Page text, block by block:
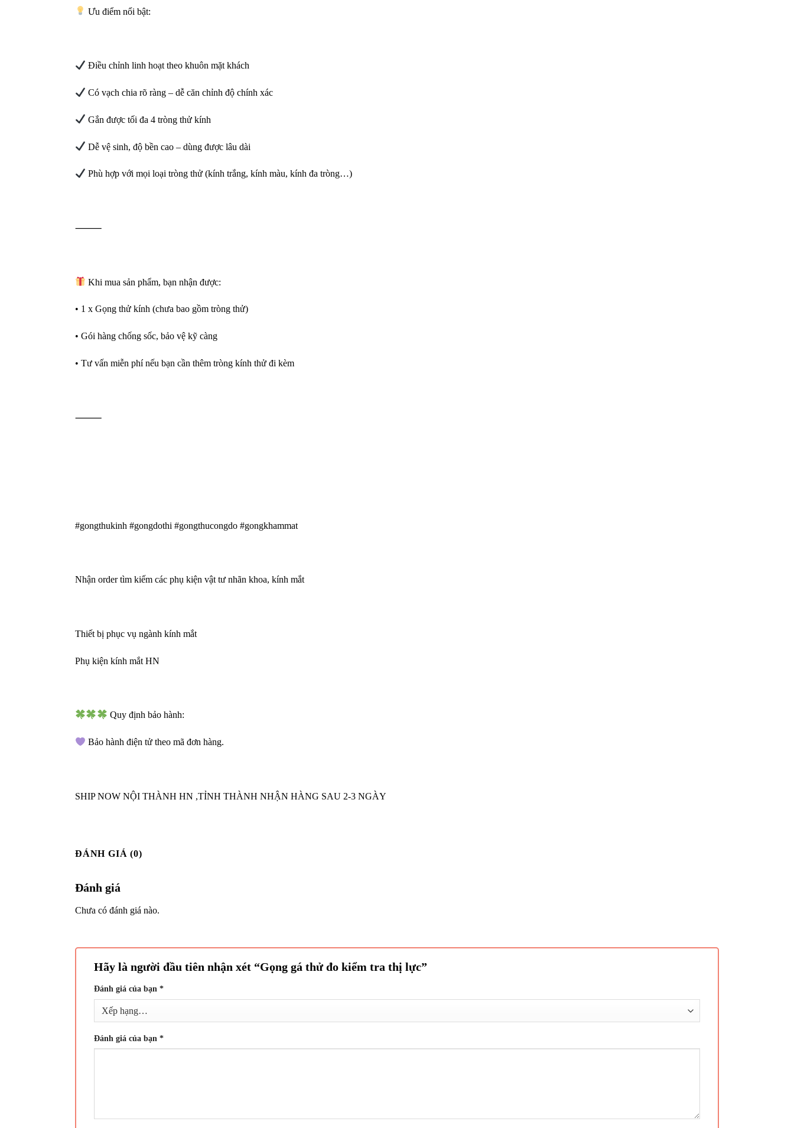
Ưu điểm nổi bật:
Điều chỉnh linh hoạt theo khuôn mặt khách
Có vạch chia rõ ràng – dễ căn chỉnh độ chính xác
Gắn được tối đa 4 tròng thử kính
Dễ vệ sinh, độ bền cao – dùng được lâu dài
Phù hợp với mọi loại tròng thử (kính trắng, kính màu, kính đa tròng…)
⸻
Khi mua sản phẩm, bạn nhận được:
• 1 x Gọng thử kính (chưa bao gồm tròng thử)
• Gói hàng chống sốc, bảo vệ kỹ càng
• Tư vấn miễn phí nếu bạn cần thêm tròng kính thử đi kèm
⸻
#gongthukinh #gongdothi #gongthucongdo #gongkhammat
Nhận order tìm kiếm các phụ kiện vật tư nhãn khoa, kính mắt
Thiết bị phục vụ ngành kính mắt
Phụ kiện kính mắt HN
Quy định bảo hành:
Bảo hành điện tử theo mã đơn hàng.
SHIP NOW NỘI THÀNH HN ,TỈNH THÀNH NHẬN HÀNG SAU 2-3 NGÀY
ĐÁNH GIÁ (0)
Đánh giá
Chưa có đánh giá nào.
Hãy là người đầu tiên nhận xét “Gọng gá thử đo kiểm tra thị lực”
Đánh giá của bạn *
Đánh giá của bạn *